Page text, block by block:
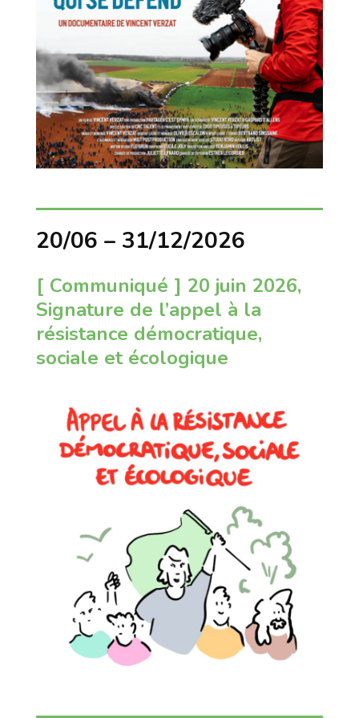
20/06 – 31/12/2026
[ Communiqué ] 20 juin 2026,
Signature de l’appel à la
résistance démocratique,
sociale et écologique